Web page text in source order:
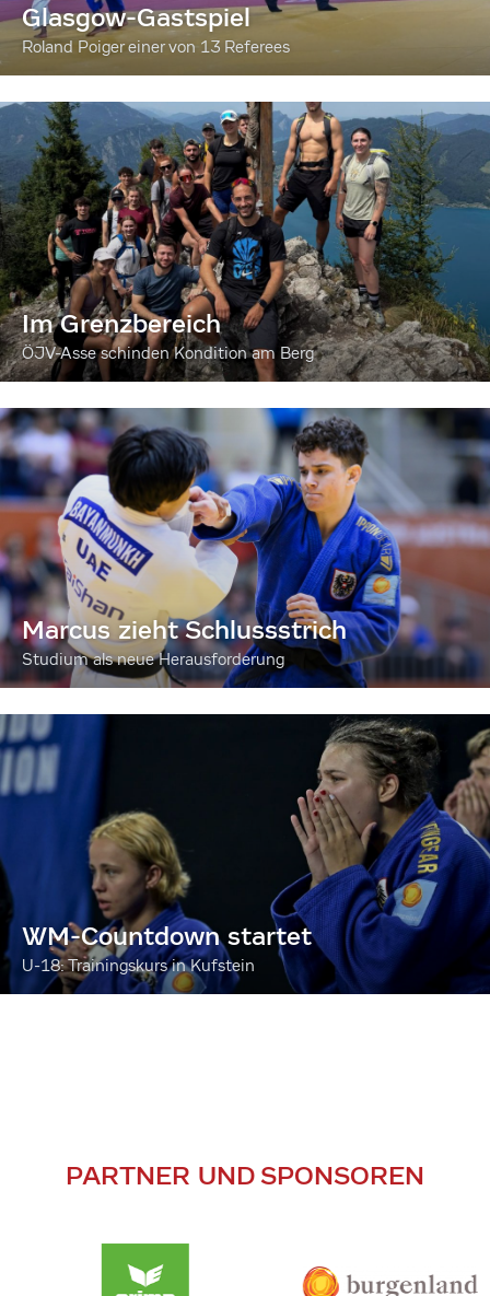
Glasgow-Gastspiel
Roland Poiger einer von 13 Referees
Im Grenzbereich
ÖJV-Asse schinden Kondition am Berg
Marcus zieht Schlussstrich
Studium als neue Herausforderung
WM-Countdown startet
U-18: Trainingskurs in Kufstein
PARTNER UND SPONSOREN